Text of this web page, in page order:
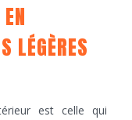
LÉGÈRES
est celle qui